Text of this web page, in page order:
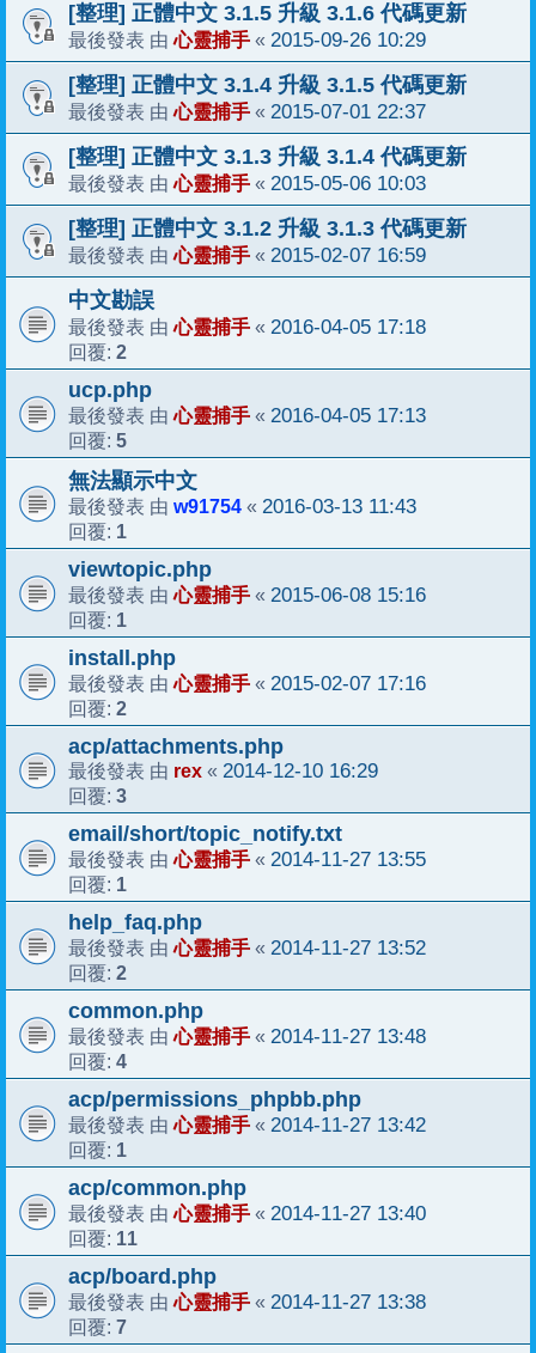
[整理] 正體中文 3.1.5 升級 3.1.6 代碼更新
最後發表 由心靈捕手 « 2015-09-26 10:29
[整理] 正體中文 3.1.4 升級 3.1.5 代碼更新
最後發表 由心靈捕手 « 2015-07-01 22:37
[整理] 正體中文 3.1.3 升級 3.1.4 代碼更新
最後發表 由心靈捕手 « 2015-05-06 10:03
[整理] 正體中文 3.1.2 升級 3.1.3 代碼更新
最後發表 由心靈捕手 « 2015-02-07 16:59
中文勘誤
最後發表 由心靈捕手 « 2016-04-05 17:18
回覆: 2
ucp.php
最後發表 由心靈捕手 « 2016-04-05 17:13
回覆: 5
無法顯示中文
最後發表 由 w91754 « 2016-03-13 11:43
回覆: 1
viewtopic.php
最後發表 由心靈捕手 « 2015-06-08 15:16
回覆: 1
install.php
最後發表 由心靈捕手 « 2015-02-07 17:16
回覆: 2
acp/attachments.php
最後發表 由 rex « 2014-12-10 16:29
回覆: 3
email/short/topic_notify.txt
最後發表 由心靈捕手 « 2014-11-27 13:55
回覆: 1
help_faq.php
最後發表 由心靈捕手 « 2014-11-27 13:52
回覆: 2
common.php
最後發表 由心靈捕手 « 2014-11-27 13:48
回覆: 4
acp/permissions_phpbb.php
最後發表 由心靈捕手 « 2014-11-27 13:42
回覆: 1
acp/common.php
最後發表 由心靈捕手 « 2014-11-27 13:40
回覆: 11
acp/board.php
最後發表 由心靈捕手 « 2014-11-27 13:38
回覆: 7